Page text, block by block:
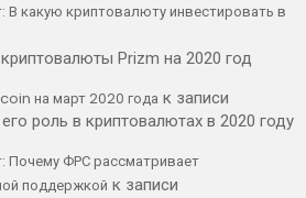
какую криптовалюту инвестировать в
Prizm на 2020 год
на март 2020 года к записи
роль в криптовалютах в 2020 году
Почему ФРС рассматривает
поддержкой к записи